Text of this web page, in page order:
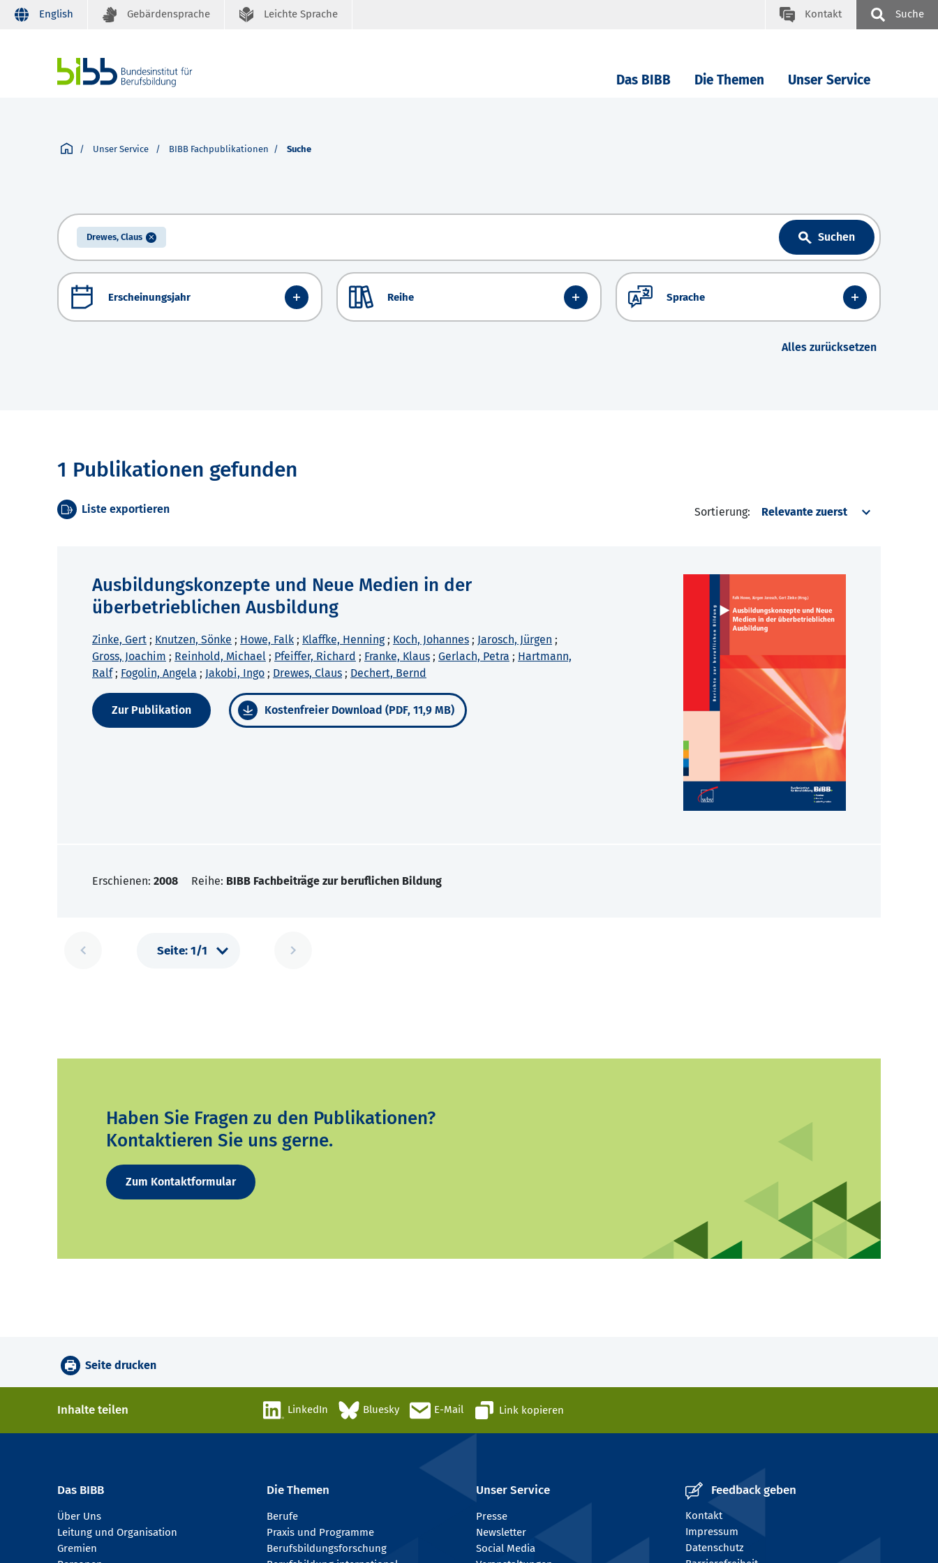
English Gebärdensprache Leichte Sprache Kontakt Suche
Das BIBB Die Themen Unser Service
Unser Service BIBB Fachpublikationen Suche
Drewes, Claus Suchen
Erscheinungsjahr Reihe Sprache
Alles zurücksetzen
1 Publikationen gefunden
Liste exportieren Sortierung:
Ausbildungskonzepte und Neue Medien in der
überbetrieblichen Ausbildung
Zinke, Gert ; Knutzen, Sönke ; Howe, Falk ; Klaffke, Henning; Koch, Johannes ; Jarosch, Jürgen ;
Gross, Joachim ; Reinhold, Michael ; Pfeiffer, Richard ; Franke, Klaus ; Gerlach, Petra ; Hartmann,
Ralf; Fogolin, Angela ; Jakobi, Ingo ; Drewes, Claus ; Dechert, Bernd
Zur Publikation Kostenfreier Download (PDF, 11,9 MB)
Erschienen: 2008 Reihe: BIBB Fachbeiträge zur beruflichen Bildung
Haben Sie Fragen zu den Publikationen?
Kontaktieren Sie uns gerne.
Zum Kontaktformular
Seite drucken
Inhalte teilen LinkedIn Bluesky E-Mail Link kopieren
Das BIBB
Über Uns
Leitung und Organisation
Gremien
Die Themen
Berufe
Praxis und Programme
Berufsbildungsforschung
Unser Service
Presse
Newsletter
Social Media
Feedback geben
Kontakt
Impressum
Datenschutz